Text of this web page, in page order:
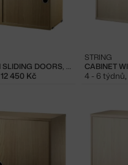
CABINET WITH SLIDING DOORS, OAK
12 450 Kč
STRING
4 - 6 týdnů,